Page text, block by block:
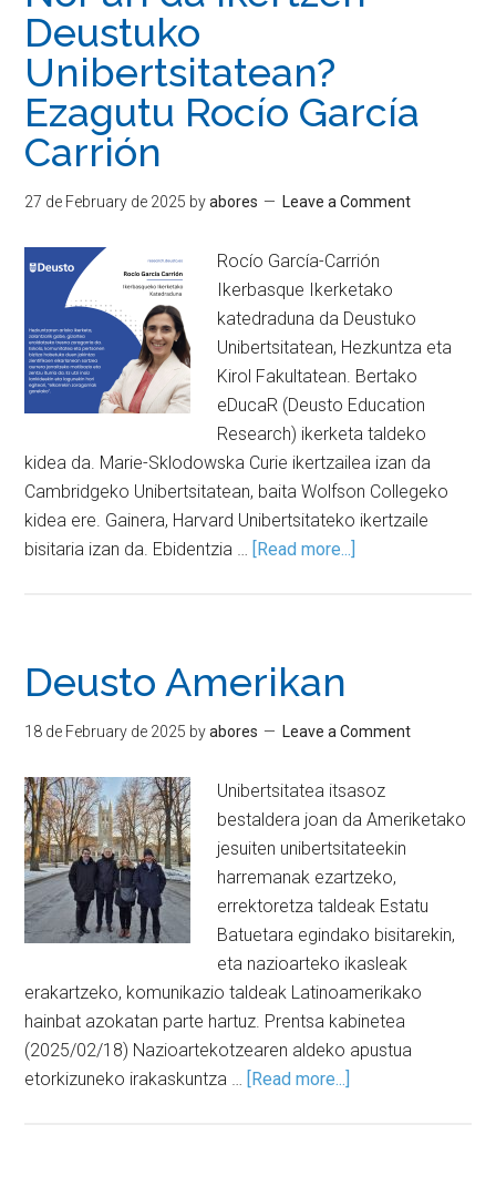
Deustuko
Unibertsitatean?
Ezagutu Rocío García
Carrión
27 de February de 2025 byabores Leave a Comment
Rocío García-Carrión
Ikerbasque Ikerketako
katedraduna da Deustuko
Unibertsitatean, Hezkuntza eta
Kirol Fakultatean. Bertako
eDucaR (Deusto Education
Research) ikerketa taldeko
kidea da. Marie-Sklodowska Curie ikertzailea izan da
Cambridgeko Unibertsitatean, baita Wolfson Collegeko
kidea ere. Gainera, Harvard Unibertsitateko ikertzaile
bisitaria izan da. Ebidentzia … [Read more...]
Deusto Amerikan
18 de February de 2025 byabores Leave a Comment
Unibertsitatea itsasoz
bestaldera joan da Ameriketako
jesuiten unibertsitateekin
harremanak ezartzeko,
errektoretza taldeak Estatu
Batuetara egindako bisitarekin,
eta nazioarteko ikasleak
erakartzeko, komunikazio taldeak Latinoamerikako
hainbat azokatan parte hartuz. Prentsa kabinetea
(2025/02/18) Nazioartekotzearen aldeko apustua
etorkizuneko irakaskuntza … [Read more...]